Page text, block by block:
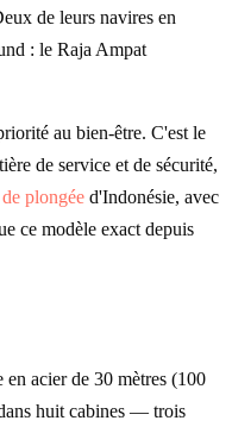
de leurs navires en
: le Raja Ampat
au bien-être. C'est le
de service et de sécurité,
plongée d'Indonésie, avec
ce modèle exact depuis
acier de 30 mètres (100
huit cabines — trois